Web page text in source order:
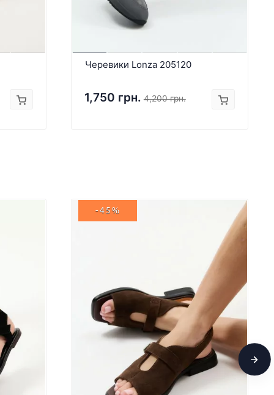
Черевики Lonza 205120
1,750 грн. 4,200 грн.
-45%